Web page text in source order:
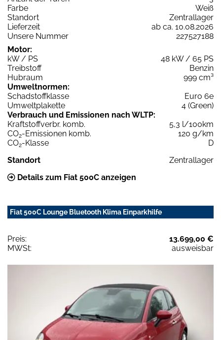
Farbe
Weiß
Standort
Zentrallager
Lieferzeit
ab ca. 10.08.2026
Unsere Nummer
227527188
Motor:
kW / PS
48 kW / 65 PS
Treibstoff
Benzin
Hubraum
999 cm³
Umweltnormen:
Schadstoffklasse
Euro 6e
Umweltplakette
4 (Green)
Verbrauch und Emissionen nach WLTP:
Kraftstoffverbr. komb.
5,3 l/100km
CO2-Emissionen komb.
120 g/km
CO2-Klasse
D
Standort
Zentrallager
Details zum Fiat 500C anzeigen
Fiat 500C Lounge Bluetooth Klima Einparkhilfe
Preis:
13.699,00 €
MWSt:
ausweisbar